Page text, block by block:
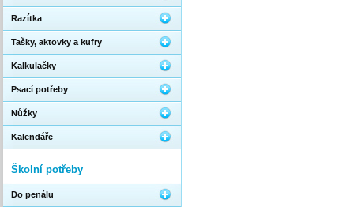
Razítka
Tašky, aktovky a kufry
Kalkulačky
Psací potřeby
Nůžky
Kalendáře
Školní potřeby
Do penálu